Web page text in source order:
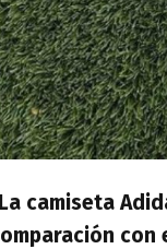
La camiseta
con